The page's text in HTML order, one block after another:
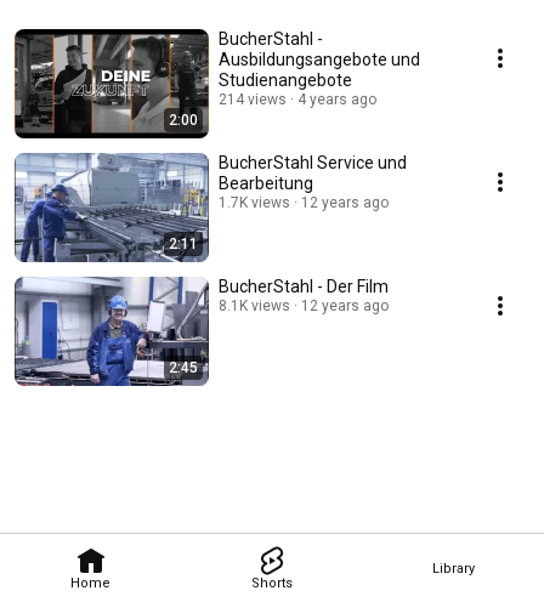
Home Shorts
Library
2:00
BucherStahl -
Ausbildungsangebote und
Studienangebote
214 views 4 years ago
2:11
BucherStahl Service und
Bearbeitung
1.7K views 12 years ago
2:45
BucherStahl - Der Film
8.1K views 12 years ago